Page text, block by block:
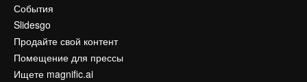
События
Slidesgo
Продайте свой контент
Помещение для прессы
Ищете magnific.ai